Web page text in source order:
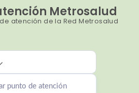
Metrosalud
atención de la Red Metrosalud